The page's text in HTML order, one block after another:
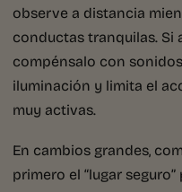
observe a distancia
conductas tranquilas. Si
compénsalo con
iluminación y limita el
muy activas.
En cambios grandes,
primero el “lugar